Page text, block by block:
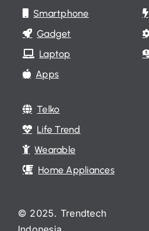
Smartphone
Gadget
Laptop
Apps
Telko
Life Trend
Wearable
Home Appliances
© 2025. Trendtech